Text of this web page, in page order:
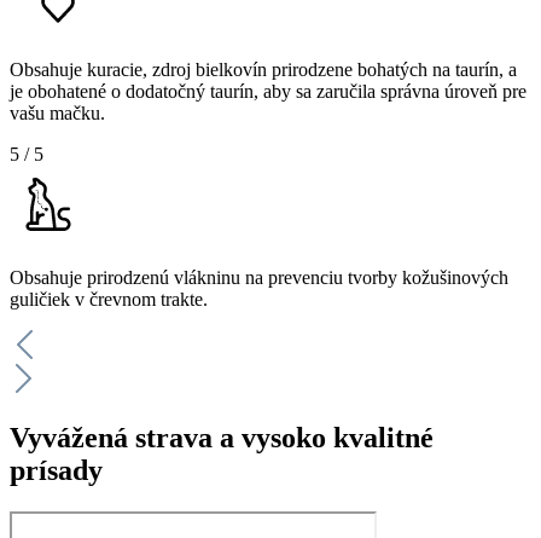
Obsahuje kuracie, zdroj bielkovín prirodzene bohatých na taurín, a
je obohatené o dodatočný taurín, aby sa zaručila správna úroveň pre
vašu mačku.
5 / 5
Obsahuje prirodzenú vlákninu na prevenciu tvorby kožušinových
guličiek v črevnom trakte.
Vyvážená strava a vysoko kvalitné
prísady